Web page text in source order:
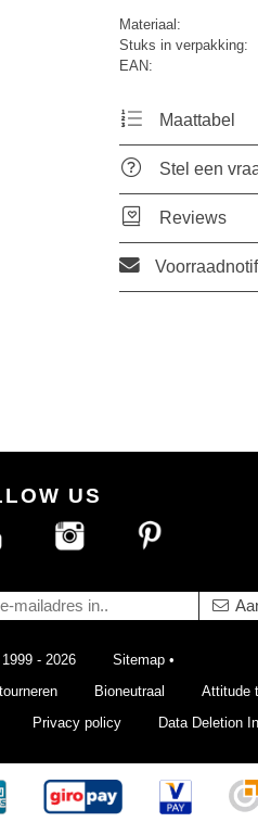
Materiaal:
Stuks in verpakking:
EAN:
Maattabel
Stel een
Reviews
US
- 2026 Sitemap •
Bioneutraal Attitude
Privacy policy Data Deletion